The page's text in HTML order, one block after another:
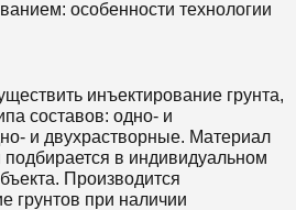
особенности технологии
инъектирование грунта,
составов: одно- и
и двухрастворные. Материал
в индивидуальном
Производится
грунтов при наличии